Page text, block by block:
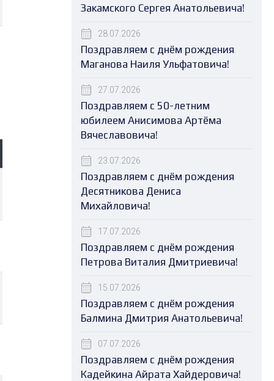
Закамского Сергея Анатольевича!
28.07.2026
Поздравляем с днём рождения
Маганова Наиля Ульфатовича!
27.07.2026
Поздравляем с 50-летним
юбилеем Анисимова Артёма
Вячеславовича!
23.07.2026
Поздравляем с днём рождения
Десятникова Дениса
Михайловича!
17.07.2026
Поздравляем с днём рождения
Петрова Виталия Дмитриевича!
15.07.2026
Поздравляем с днём рождения
Балмина Дмитрия Анатольевича!
07.07.2026
Поздравляем с днём рождения
Кадейкина Айрата Хайдеровича!